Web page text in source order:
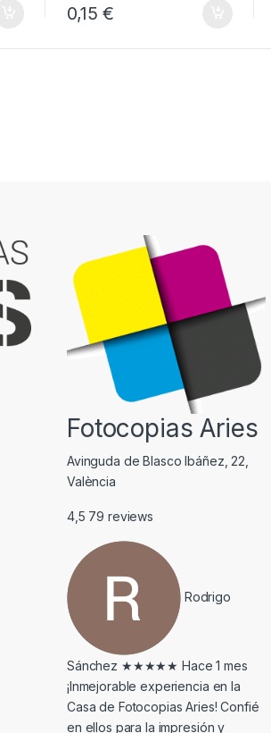
0,15 €
Fotocopias Aries
Avinguda de Blasco Ibáñez, 22,
València
4,5 79 reviews
Rodrigo
Sánchez ★★★★★ Hace 1 mes
¡Inmejorable experiencia en la
Casa de Fotocopias Aries! Confié
en ellos para la impresión y